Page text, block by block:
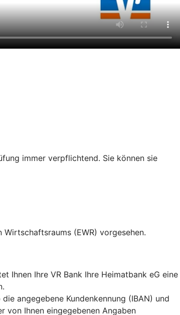
immer verpflichtend. Sie können sie
(EWR) vorgesehen.
Ihnen Ihre VR Bank Ihre Heimatbank eG eine
angegebene Kundenkennung (IBAN) und
von Ihnen eingegebenen Angaben